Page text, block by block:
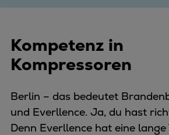
Kompetenz in
Kompressoren
Berlin – das bedeutet
und Everllence. Ja, du hast
Denn Everllence hat eine